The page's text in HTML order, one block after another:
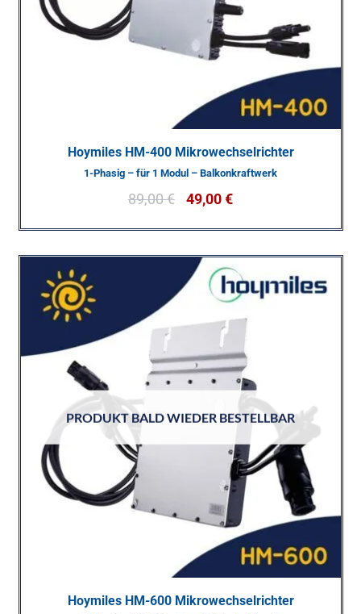
Hoymiles HM-400 Mikrowechselrichter
1-Phasig – für 1 Modul – Balkonkraftwerk
89,00€ 49,00€
PRODUKT BALD WIEDER BESTELLBAR
Hoymiles HM-600 Mikrowechselrichter